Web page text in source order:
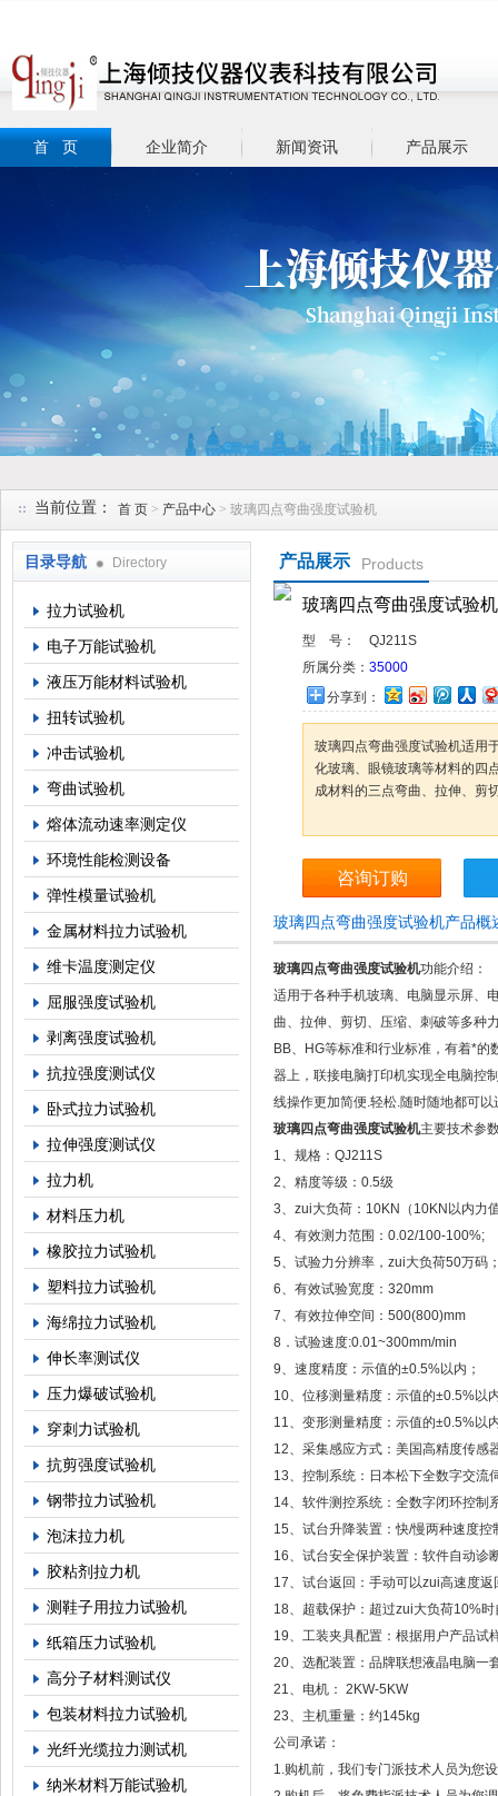
首 页 企业简介 新闻资讯 产品展示
当前位置： 首 页 > 产品中心 > 玻璃四点弯曲强度试验机
目录导航 Directory
拉力试验机
电子万能试验机
液压万能材料试验机
扭转试验机
冲击试验机
弯曲试验机
熔体流动速率测定仪
环境性能检测设备
弹性模量试验机
金属材料拉力试验机
维卡温度测定仪
屈服强度试验机
剥离强度试验机
抗拉强度测试仪
卧式拉力试验机
拉伸强度测试仪
拉力机
材料压力机
橡胶拉力试验机
塑料拉力试验机
海绵拉力试验机
伸长率测试仪
压力爆破试验机
穿刺力试验机
抗剪强度试验机
钢带拉力试验机
泡沫拉力机
胶粘剂拉力机
测鞋子用拉力试验机
纸箱压力试验机
高分子材料测试仪
包装材料拉力试验机
光纤光缆拉力测试机
纳米材料万能试验机
产品展示 Products
玻璃四点弯曲强度试验机
型 号：
QJ211S
所属分类： 35000
分享到：
玻璃四点弯曲强度试验机适用
化玻璃、眼镜玻璃等材料的四
成材料的三点弯曲、拉伸、剪
咨询订购
玻璃四点弯曲强度试验机产品概
玻璃四点弯曲强度试验机功能介绍：
适用于各种手机玻璃、电脑显示屏、
曲、拉伸、剪切、压缩、刺破等多种
BB、HG等标准和行业标准，有着*
器上，联接电脑打印机实现全电脑控
线操作更加简便.轻松.随时随地都可
玻璃四点弯曲强度试验机主要技术参
1、规格：QJ211S
2、精度等级：0.5级
3、zui大负荷：10KN（10KN以内力
4、有效测力范围：0.02/100-100%;
5、试验力分辨率，zui大负荷50万码
6、有效试验宽度：320mm
7、有效拉伸空间：500(800)mm
8．试验速度:0.01~300mm/min
9、速度精度：示值的±0.5%以内；
10、位移测量精度：示值的±0.5%以
11、变形测量精度：示值的±0.5%以
12、采集感应方式：美国高精度传感
13、控制系统：日本松下全数字交流
14、软件测控系统：全数字闭环控制
15、试台升降装置：快/慢两种速度控
16、试台安全保护装置：软件自动诊
17、试台返回：手动可以zui高速度
18、超载保护：超过zui大负荷10%
19、工装夹具配置：根据用户产品试
20、选配装置：品牌联想液晶电脑一
21、电机： 2KW-5KW
23、主机重量：约145kg
公司承诺：
1.购机前，我们专门派技术人员为您